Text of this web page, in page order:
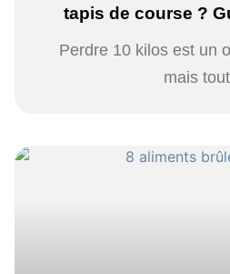
tapis de course ?
Perdre 10 kilos est un
mais